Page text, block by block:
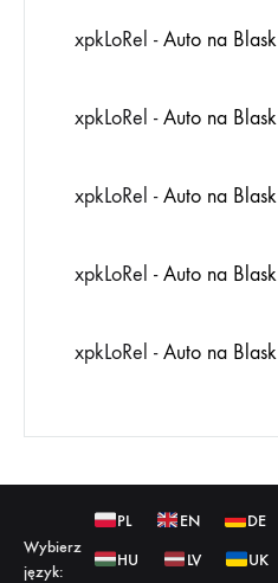
xpkLoRel -Auto na Blask
xpkLoRel -Auto na Blask
xpkLoRel -Auto na Blask
xpkLoRel -Auto na Blask
xpkLoRel -Auto na Blask
Wybierz
język:
PL EN DE
HU
LV UK